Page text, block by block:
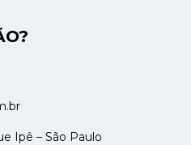
Ipê – São Paulo